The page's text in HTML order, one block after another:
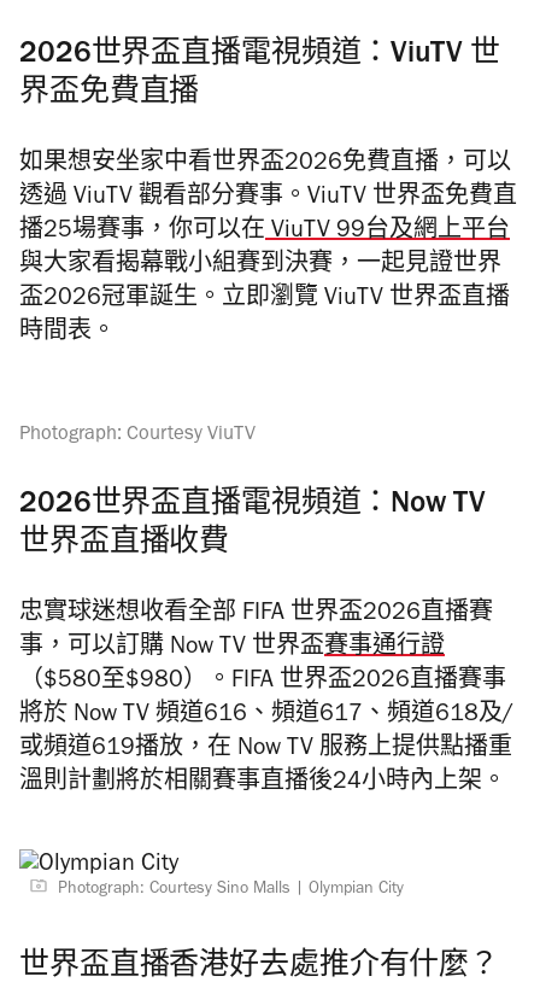
2026世界盃直播電視頻道：ViuTV 世
界盃免費直播
如果想安坐家中看世界盃2026免費直播，可以
透過 ViuTV 觀看部分賽事。ViuTV 世界盃免費直
播25場賽事，你可以在ViuTV 99台及網上平台
與大家看揭幕戰小組賽到決賽，一起見證世界
盃2026冠軍誕生。立即瀏覽 ViuTV 世界盃直播
時間表。
Photograph: Courtesy ViuTV
2026世界盃直播電視頻道：Now TV
世界盃直播收費
忠實球迷想收看全部 FIFA 世界盃2026直播賽
事，可以訂購 Now TV 世界盃賽事通行證
（$580至$980）。FIFA 世界盃2026直播賽事
將於 Now TV 頻道616、頻道617、頻道618及/
或頻道619播放，在 Now TV 服務上提供點播重
溫則計劃將於相關賽事直播後24小時內上架。
Photograph: Courtesy Sino Malls Olympian City
世界盃直播香港好去處推介有什麼？